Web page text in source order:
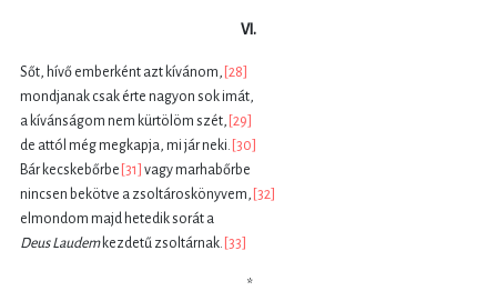
VI.
Sőt, hívő emberként azt kívánom, [28]
mondjanak csak érte nagyon sok imát,
a kívánságom nem kürtölöm szét, [29]
de attól még megkapja, mi jár neki. [30]
Bár kecskebőrbe [31] vagy marhabőrbe
nincsen bekötve a zsoltároskönyvem, [32]
elmondom majd hetedik sorát a
Deus Laudemkezdetű zsoltárnak. [33]
*